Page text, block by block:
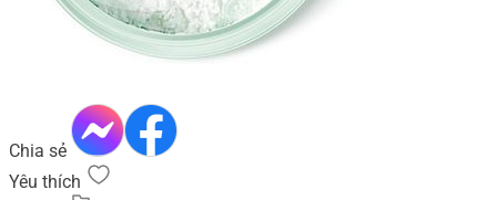
Chia sẻ
Yêu thích